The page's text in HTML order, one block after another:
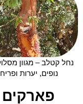
נחל קטלב – מגוון
נופים, יערות
פארקים